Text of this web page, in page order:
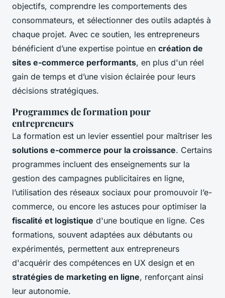
objectifs, comprendre les comportements des
consommateurs, et sélectionner des outils adaptés à
chaque projet. Avec ce soutien, les entrepreneurs
bénéficient d’une expertise pointue en création de
sites e-commerce performants, en plus d'un réel
gain de temps et d’une vision éclairée pour leurs
décisions stratégiques.
Programmes de formation pour
entrepreneurs
La formation est un levier essentiel pour maîtriser les
solutions e-commerce pour la croissance. Certains
programmes incluent des enseignements sur la
gestion des campagnes publicitaires en ligne,
l’utilisation des réseaux sociaux pour promouvoir l’e-
commerce, ou encore les astuces pour optimiser la
fiscalité et logistique d'une boutique en ligne. Ces
formations, souvent adaptées aux débutants ou
expérimentés, permettent aux entrepreneurs
d'acquérir des compétences en UX design et en
stratégies de marketing en ligne, renforçant ainsi
leur autonomie.